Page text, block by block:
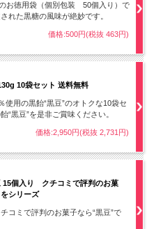
お徳用袋（個別包装 50個入り）で
れた黒糖の風味が絶妙です。
価格:500円(税抜 463円)
10袋セット 送料無料
使用の黒飴“黒豆”のオトクな10袋セ
“黒豆”を是非ご賞味ください。
価格:2,950円(税抜 2,731円)
個入り クチコミで評判のお菓
シリーズ
コミで評判のお菓子なら“黒豆”で